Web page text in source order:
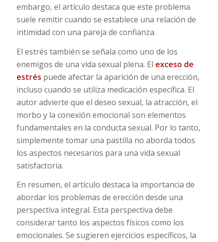
embargo, el artículo destaca que este problema
suele remitir cuando se establece una relación de
intimidad con una pareja de confianza.
El estrés también se señala como uno de los
enemigos de una vida sexual plena. El exceso de
estrés puede afectar la aparición de una erección,
incluso cuando se utiliza medicación específica. El
autor advierte que el deseo sexual, la atracción, el
morbo y la conexión emocional son elementos
fundamentales en la conducta sexual. Por lo tanto,
simplemente tomar una pastilla no aborda todos
los aspectos necesarios para una vida sexual
satisfactoria.
En resumen, el artículo destaca la importancia de
abordar los problemas de erección desde una
perspectiva integral. Esta perspectiva debe
considerar tanto los aspectos físicos como los
emocionales. Se sugieren ejercicios específicos, la